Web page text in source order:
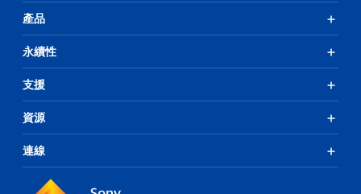
產品
永續性
支援
資源
連線